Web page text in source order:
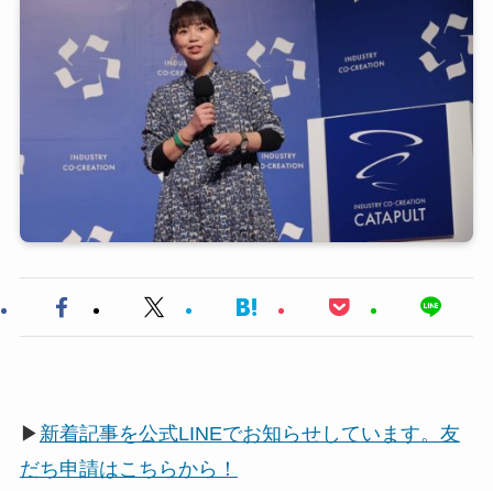
▶ 新着記事を公式LINEでお知らせしています。友
だち申請はこちらから！